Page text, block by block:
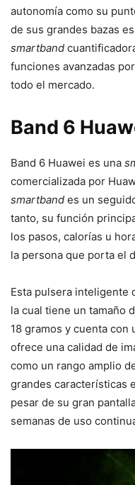
autonomía como su
de sus grandes bazas
smartband
funciones avanzadas
todo el mercado.
Band 6
Band 6 Huawei es una
comercializada por
smartband es un
tanto, su función
los pasos, calorías u
la persona que porta el
Esta pulsera inteligente
la cual tiene un tamaño
18 gramos y cuenta con
ofrece una calidad de
como un rango amplio
grandes características
pesar de su gran
semanas de uso